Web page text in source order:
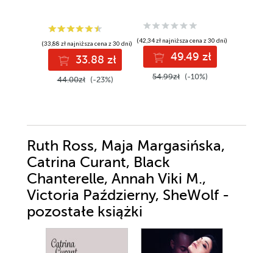
(33,88 zł najniższa cena z 30 dni)
33.88 zł
44.00zł (-23%)
(42,34 zł najniższa cena z 30 dni)
49.49 zł
54.99zł (-10%)
Ruth Ross, Maja Margasińska,
Catrina Curant, Black
Chanterelle, Annah Viki M.,
Victoria Październy, SheWolf -
pozostałe książki